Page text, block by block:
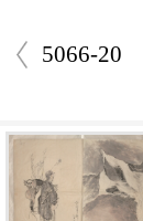
5066-20